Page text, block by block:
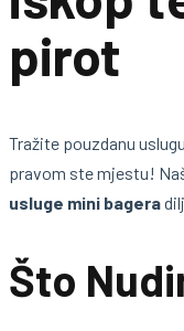
pirot
Tražite pouzdanu uslugu
pravom ste mjestu!
usluge mini bagera
Što